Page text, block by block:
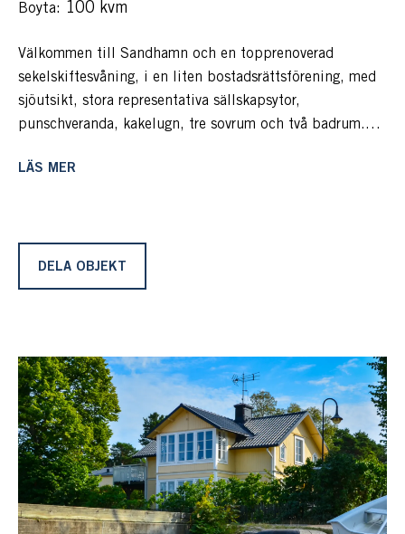
Boyta: 100 kvm
Välkommen till Sandhamn och en topprenoverad
sekelskiftesvåning, i en liten bostadsrättsförening, med
sjöutsikt, stora representativa sällskapsytor,
punschveranda, kakelugn, tre sovrum och två badrum.
uteplatser med kvällssol och egen ingång. Båtplats för
Våningen är vinterbonad, ligger på entréplan, utan
trappor och hinder för dig som vill bo, gammal eller ung.
Totalt finns 12 sängplatser att njuta av livsstilsboendet
Till fastigheten kommer man med egen båt, förtöjning
sker då längs med den gemensamma bryggan. Vill man
åka reguljärt är Sandhamn troligen skärgårdens mest
tillgängliga ö, med förbindelse året runt.
Från Stavsnäs går w-bolaget året runt och Tärnan under
sommarhalvåret och från Strandvägen inne i Stockholm
går Cinderella, via Gåshaga på Lidingö, till Sandhamn
och resan tar cirka 2 timmar.
LÄS MER
DELA OBJEKT